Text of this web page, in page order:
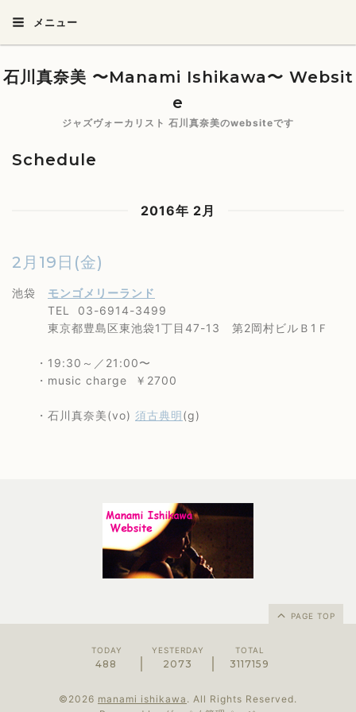
メニュー
石川真奈美 〜Manami Ishikawa〜 Websit
e
ジャズヴォーカリスト 石川真奈美のwebsiteです
Schedule
2016年 2月
2月19日(金)
池袋 モンゴメリーランド
TEL 03-6914-3499
東京都豊島区東池袋1丁目47-13 第2岡村ビルＢ1Ｆ
・19:30～／21:00〜
・music charge ￥2700
・石川真奈美(vo) 須古典明(g)
PAGE TOP
TODAY
488
YESTERDAY
2073
TOTAL
3117159
©2026 manami ishikawa . All Rights Reserved.